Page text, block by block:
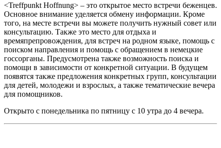
<Treffpunkt Hoffnung> – это открытое место встречи беженцев.
Основное внимание уделяется обмену информации. Кроме
того, на месте встречи вы можете получить нужный совет или
консультацию. Также это место для отдыха и
времяпрепровождения, для встреч на родном языке, помощь с
поиском направления и помощь с обращением в немецкие
госсорганы. Предусмотрена также возможность поиска и
помощи в зависимости от конкретной ситуации. В будущем
появятся также предложения конкретных групп, консультации
для детей, молодежи и взрослых, а также тематические вечера
для помощников.
Открыто с понедельника по пятницу с 10 утра до 4 вечера.